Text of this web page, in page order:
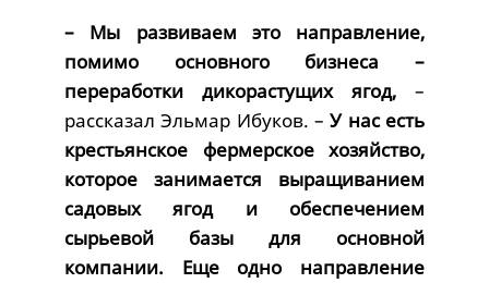
– Мы развиваем это направление,
помимо основного бизнеса –
переработки дикорастущих ягод,–
рассказал Эльмар Ибуков. – У нас есть
крестьянское фермерское хозяйство,
которое занимается выращиванием
садовых ягод и обеспечением
сырьевой базы для основной
компании. Еще одно направление